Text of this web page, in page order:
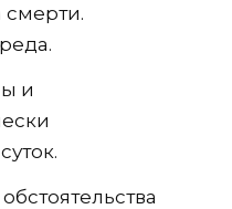
смерти.
и